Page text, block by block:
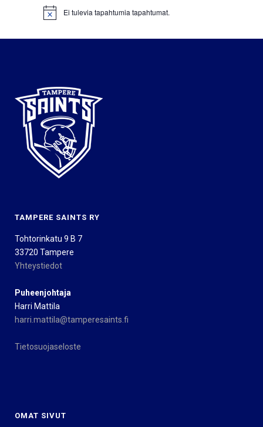
Notice Ei tulevia tapahtumia tapahtumat.
TAMPERE SAINTS RY
Tohtorinkatu 9 B 7
33720 Tampere
Yhteystiedot
Puheenjohtaja
Harri Mattila
harri.mattila@tamperesaints.fi
Tietosuojaseloste
OMAT SIVUT